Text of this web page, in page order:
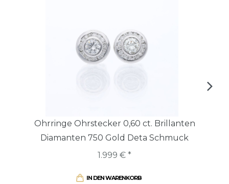
Ohrringe Ohrstecker 0,60 ct. Brillanten
Diamanten 750 Gold Deta Schmuck
1.999 € *
IN DEN WARENKORB